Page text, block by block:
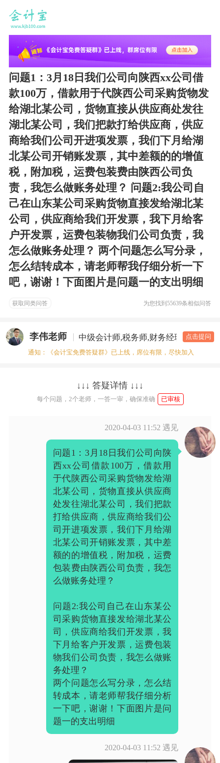
问题1：3月18日我们公司向陕西xx公司借
款100万，借款用于代陕西公司采购货物发
给湖北某公司，货物直接从供应商处发往
湖北某公司，我们把款打给供应商，供应
商给我们公司开进项发票，我们下月给湖
北某公司开销账发票，其中差额的的增值
税，附加税，运费包装费由陕西公司负
责，我怎么做账务处理？ 问题2:我公司自
己在山东某公司采购货物直接发给湖北某
公司，供应商给我们开发票，我下月给客
户开发票，运费包装物我们公司负责，我
怎么做账务处理？ 两个问题怎么写分录，
怎么结转成本，请老师帮我仔细分析一下
吧，谢谢！下面图片是问题一的支出明细
获取同类问答 为您找到55639条相似问答
李伟老师 中级会计师,税务师,财务经理 答疑老
点击提问
通知：《会计宝免费答疑群》已上线，席位有限，尽快加入
↓↓↓ 答疑详情 ↓↓↓
每个问题，2个老师，一答一审，确保准确 已审核
2020-04-03 11:52 遇见
问题1：3月18日我们公司向陕
西xx公司借款100万，借款用
于代陕西公司采购货物发给湖
北某公司，货物直接从供应商
处发往湖北某公司，我们把款
打给供应商，供应商给我们公
司开进项发票，我们下月给湖
北某公司开销账发票，其中差
额的的增值税，附加税，运费
包装费由陕西公司负责，我怎
么做账务处理？
问题2:我公司自己在山东某公
司采购货物直接发给湖北某公
司，供应商给我们开发票，我
下月给客户开发票，运费包装
物我们公司负责，我怎么做账
务处理？
两个问题怎么写分录，怎么结
转成本，请老师帮我仔细分析
一下吧，谢谢！下面图片是问
2020-04-03 11:52 遇见